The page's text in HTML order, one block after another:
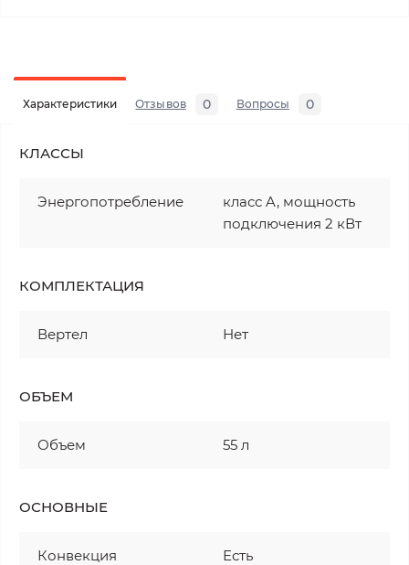
Характеристики Отзывов 0 Вопросы 0
КЛАССЫ
Энергопотребление
класс A, мощность
подключения 2 кВт
КОМПЛЕКТАЦИЯ
Вертел Нет
ОБЪЕМ
Объем 55 л
ОСНОВНЫЕ
Конвекция Есть